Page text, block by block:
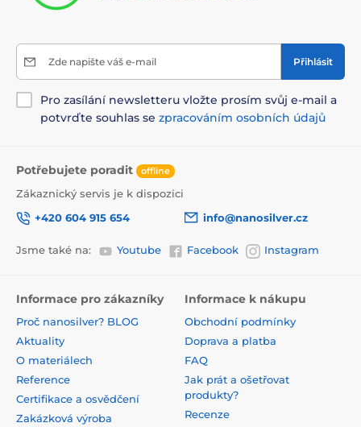
Zde napište váš e-mail Přihlásit
Pro zasílání newsletteru vložte prosím svůj e-mail a
potvrďte souhlas se zpracováním osobních údajů
Potřebujete poradit offline
Zákaznický servis je k dispozici
+420 604 915 654
info@nanosilver.cz
Jsme také na: Youtube Facebook Instagram
Informace pro zákazníky
Proč nanosilver? BLOG
Aktuality
O materiálech
Reference
Certifikace a osvědčení
Zakázková výroba
Informace k nákupu
Obchodní podmínky
Doprava a platba
FAQ
Jak prát a ošetřovat
produkty?
Recenze